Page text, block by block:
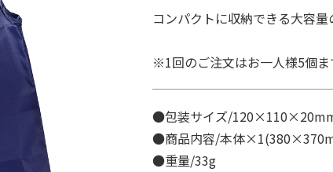
コンパクトに収納できる大容量
※1回のご注文はお一人様5個ま
●包装サイズ/
●商品内容/本体
●重量/33g